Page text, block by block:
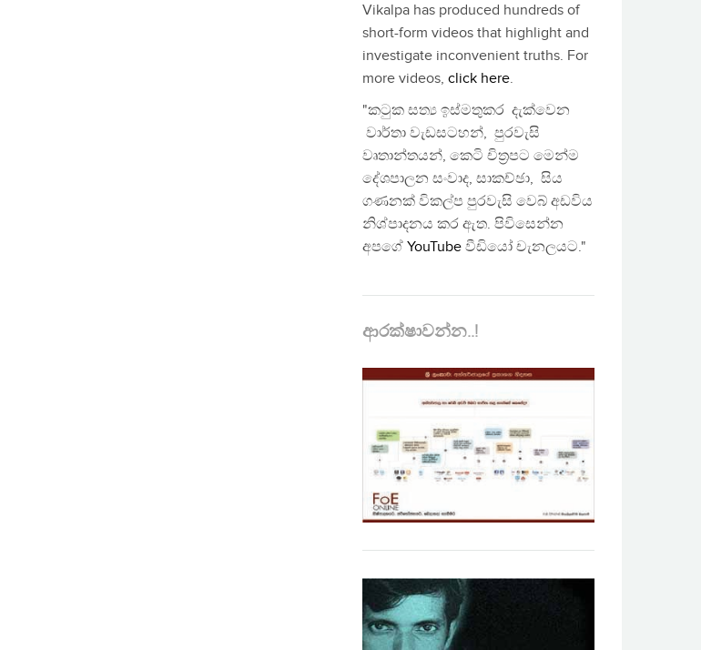
Vikalpa has produced hundreds of
short-form videos that highlight and
investigate inconvenient truths. For
more videos, click here.
"කටුක සත්‍ය ඉස්මතුකර දැක්වෙන
වාර්තා වැඩසටහන්, පුරවැසි
වෘතාන්තයන්, කෙටි චිත්‍රපට මෙන්ම
දේශපාලන සංවාද, සාකච්ඡා, සිය
ගණනක් විකල්ප පුරවැසි වෙබ් අඩවිය
නිශ්පාදනය කර ඇත. පිවිසෙන්න
අපගේ YouTube වීඩියෝ චැනලයට."
ආරක්ෂාවන්න..!